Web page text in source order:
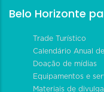
Belo Horizonte
Trade Turístico
Calendário Anual
Doação de mídias
Equipamentos e
Materiais de